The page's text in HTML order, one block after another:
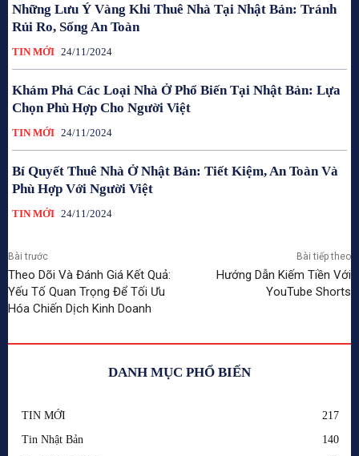
Những Lưu Ý Vàng Khi Thuê Nhà Tại Nhật Bản: Tránh
Rủi Ro, Sống An Toàn
TIN MỚI 24/11/2024
Khám Phá Các Loại Nhà Ở Phổ Biến Tại Nhật Bản: Lựa
Chọn Phù Hợp Cho Người Việt
TIN MỚI 24/11/2024
Bí Quyết Thuê Nhà Ở Nhật Bản: Tiết Kiệm, An Toàn Và
Phù Hợp Với Người Việt
TIN MỚI 24/11/2024
Bài trước
Theo Dõi Và Đánh Giá Kết Quả:
Yếu Tố Quan Trọng Để Tối Ưu
Hóa Chiến Dịch Kinh Doanh
Bài tiếp theo
Hướng Dẫn Kiếm Tiền Với
YouTube Shorts
DANH MỤC PHỔ BIẾN
TIN MỚI
217
Tin Nhật Bản
140